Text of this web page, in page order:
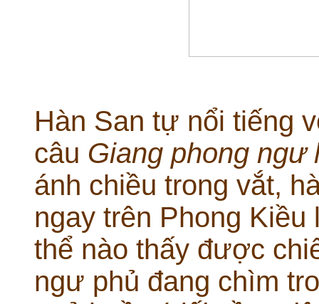
Hàn San tự nổi tiếng
câu Giang phong ngư
ánh chiều trong vắt,
ngay trên Phong
thể nào thấy được
ngư phủ đang chìm